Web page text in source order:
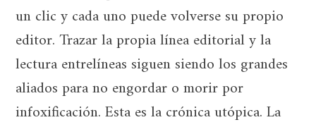
un clic y cada uno puede volverse su propio
editor. Trazar la propia línea editorial y la
lectura entrelíneas siguen siendo los grandes
aliados para no engordar o morir por
infoxificación. Esta es la crónica utópica. La